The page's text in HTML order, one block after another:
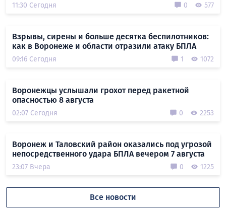
11:30 Сегодня 0 577
Взрывы, сирены и больше десятка беспилотников:
как в Воронеже и области отразили атаку БПЛА
09:16 Сегодня 1 1072
Воронежцы услышали грохот перед ракетной
опасностью 8 августа
02:07 Сегодня 0 2253
Воронеж и Таловский район оказались под угрозой
непосредственного удара БПЛА вечером 7 августа
23:07 Вчера 0 1225
Все новости